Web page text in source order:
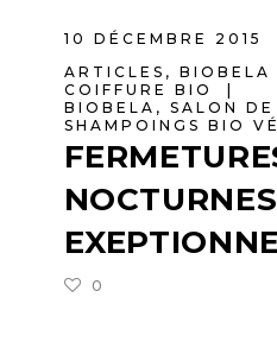
10 DÉCEMBRE 2015
ARTICLES , BIOBELA
COIFFURE BIO
BIOBELA , SALON
SHAMPOINGS BIO
NOCTURNES
0